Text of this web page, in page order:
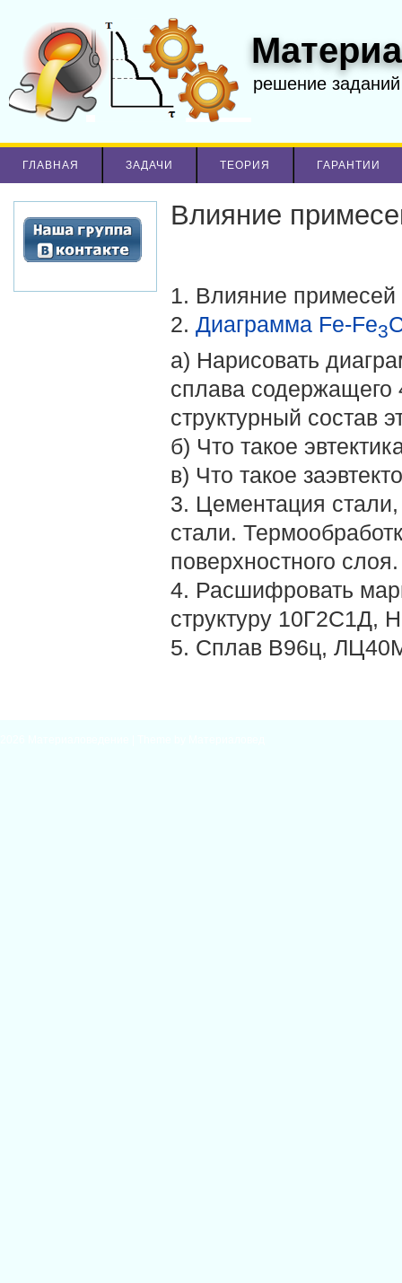
решение
ГЛАВНАЯ ЗАДАЧИ ТЕОРИЯ ГАРАНТИИ
Влияние
1. Влияние примесей
2. Диаграмма Fe-Fe3
а) Нарисовать
сплава содержащего
структурный состав
б) Что такое
в) Что такое
3. Цементация
стали.
поверхностного слоя.
4. Расшифровать
структуру 10Г2С1Д,
5. Сплав В96ц,